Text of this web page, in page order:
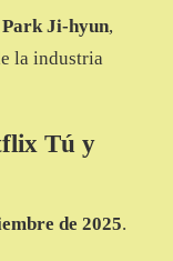
Park Ji-hyun,
la industria
Tú y
de 2025.